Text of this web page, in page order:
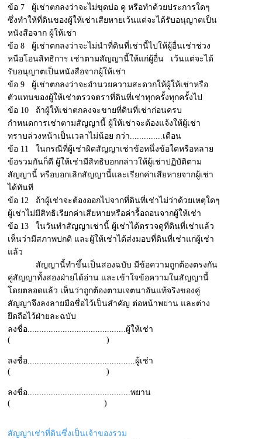
ข้อ 7 ผู้เช่าตกลงว่าจะไม่ขุดบ่อ คู หรือทำด้วยประการใดๆ
ซึ่งทำให้ที่ดินของผู้ให้เช่าเสียหายเว้นแต่จะได้รับอนุญาตเป็น
หนังสือจาก ผู้ให้เช่า
ข้อ 8 ผู้เช่าตกลงว่าจะไม่นำที่ดินที่เช่านี้ไปให้ผู้อื่นเช่าช่วง
หนือโอนสิทธิการ เช่าตามสัญญานี้ให้แก่ผู้อื่น เว้นแต่จะได้
รับอนุญาตเป็นหนังสือจากผู้ให้เช่า
ข้อ 9 ผู้เช่าตกลงว่าจะอำนวยความสะดวกให้ผู้ให้เช่าหรือ
ตัวแทนของผู้ให้เช่าตรวจตราที่ดินที่เช่าทุกครั้งทุกครั้งไป
ข้อ 10 ถ้าผู้ให้เช่าตกลงจะขายที่ดินที่เช่าก่อนครบ
กำหนดการเช่าตามสัญญานี้ ผู้ให้เช่าจะต้องแจ้งให้ผู้เช่า
ทราบล่วงหน้าเป็นเวลาไม่น้อย กว่า..............เดือน
ข้อ 11 ในกรณีที่ผู้เช่าผิดสัญญาเช่าข้อหนึ่งข้อใดหรือหลาย
ข้อรวมกันก็ดี ผู้ให้เช่ามีสิทธิบอกกล่าวให้ผู้เช่าปฏิบัติตาม
สัญญานี้ หรือบอกเลิกสัญญานี้และเรียกค่าเสียหายจากผู้เช่า
ได้ทันที
ข้อ 12 ถ้าผู้เช่าจะต้องออกไปจากที่ดินที่เช่าไม่ว่าด้วยเหตุใดๆ
ผู้เช่าไม่มีสิทธิเรียกค่าเสียหายหรือค่ารื้อถอนจากผู้ให้เช่า
ข้อ 13 ในวันทำสัญญาเช่านี้ ผู้เช่าได้ตรวจดูที่ดินที่เช่าแล้ว
เห็นว่ามีสภาพปกติ และผู้ให้เช่าได้ส่งมอบที่ดินที่เช่าแก่ผู้เช่า
แล้ว
สัญญานี้ทำขึ้นเป็นสองฉบับ มีข้อความถูกต้องตรงกัน
คู่สัญญาทั้งสองฝ่ายได้อ่าน และเข้าใจข้อความในสัญญานี้
โดยตลอดแล้ว เห็นว่าถูกต้องตามเจตนาอันแท้จริงของคู่
สัญญาจึงลงลายมือชื่อไว้เป็นสำคัญ ต่อหน้าพยาน และต่าง
ยึดถือไว้ฝ่ายละฉบับ
ลงชื่อ..........................................ผู้ให้เช่า
( )
ลงชื่อ..............................................ผู้เช่า
( )
ลงชื่อ............................................พยาน
( )
สัญญาเช่าที่ดินซึ่งเป็นเจ้าของรวม